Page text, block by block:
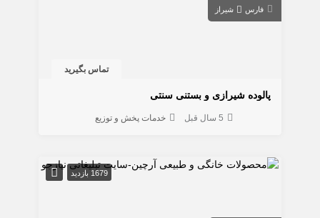
فارس شیراز
تماس بگیرید
پالوده شیرازی و بستنی سنتی
5 سال قبل خدمات پخش و توزیع
1679 بازدید